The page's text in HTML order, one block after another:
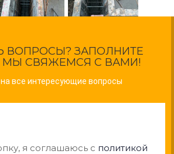
ВОПРОСЫ? ЗАПОЛНИТЕ
СВЯЖЕМСЯ С ВАМИ!
все интересующие вопросы
я соглашаюсь с политикой